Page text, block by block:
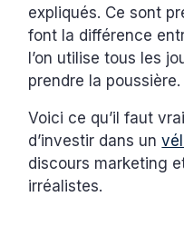
expliqués. Ce sont
font la différence
l’on utilise tous les
prendre la poussière.
Voici ce qu’il faut
d’investir dans un
discours marketing
irréalistes.